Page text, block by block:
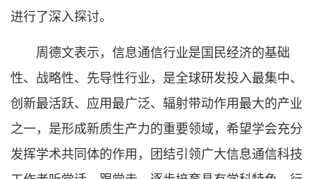
进行了深入探讨。
周德文表示，信息通信行业是国民经济的基础
性、战略性、先导性行业，是全球研发投入最集中、
创新最活跃、应用最广泛、辐射带动作用最大的产业
之一，是形成新质生产力的重要领域，希望学会充分
发挥学术共同体的作用，团结引领广大信息通信科技